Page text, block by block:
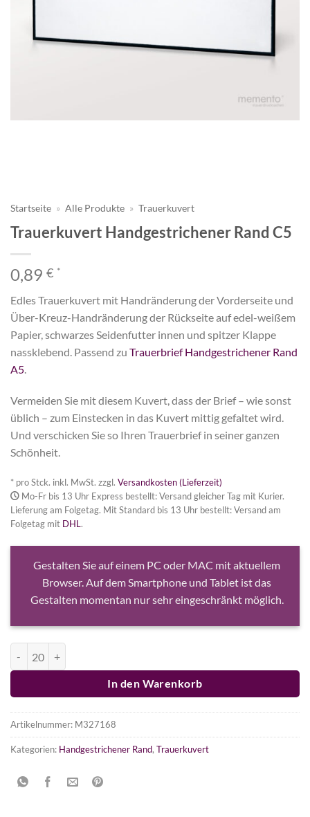
Startseite » Alle Produkte » Trauerkuvert
Trauerkuvert Handgestrichener Rand C5
0,89 € *
Edles Trauerkuvert mit Handränderung der Vorderseite und
Über-Kreuz-Handränderung der Rückseite auf edel-weißem
Papier, schwarzes Seidenfutter innen und spitzer Klappe
nassklebend. Passend zu Trauerbrief Handgestrichener Rand
A5
Vermeiden Sie mit diesem Kuvert, dass der Brief – wie sonst
üblich – zum Einstecken in das Kuvert mittig gefaltet wird.
Und verschicken Sie so Ihren Trauerbrief in seiner ganzen
Schönheit.
* pro Stck. inkl. MwSt. zzgl. Versandkosten (Lieferzeit)
Mo-Fr bis 13 Uhr Express bestellt: Versand gleicher Tag mit Kurier.
Lieferung am Folgetag. Mit Standard bis 13 Uhr bestellt: Versand am
Folgetag mit DHL.
Gestalten Sie auf einem PC oder MAC mit aktuellem
Browser. Auf dem Smartphone und Tablet ist das
Gestalten momentan nur sehr eingeschränkt möglich.
In den Warenkorb
Artikelnummer: M327168
Kategorien: Handgestrichener Rand, Trauerkuvert